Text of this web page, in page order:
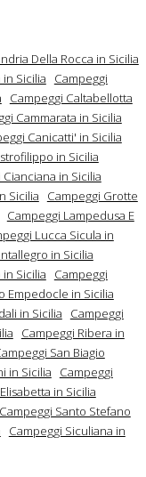
Della Rocca in Sicilia
in Sicilia
Campeggi
Campeggi Caltabellotta
Cammarata in Sicilia
Canicatti' in Sicilia
in Sicilia
Cianciana in Sicilia
Sicilia
Campeggi Grotte
Campeggi Lampedusa E
Lucca Sicula in
in Sicilia
Sicilia
Campeggi
Empedocle in Sicilia
in Sicilia
Campeggi
Campeggi Ribera in
San Biagio
in Sicilia
Campeggi
in Sicilia
Campeggi Santo Stefano
Campeggi Siculiana in